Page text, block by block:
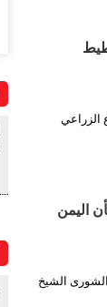
115" مليار دولار مع نهاية 2020م • القطاع الزراعي
اليمن
الشيخ